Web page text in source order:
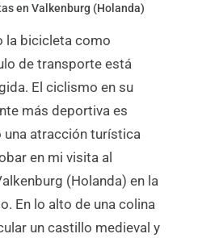
en Valkenburg (Holanda)
la bicicleta como
de transporte está
El ciclismo en su
más deportiva es
atracción turística
en mi visita al
(Holanda) en la
En lo alto de una colina
un castillo medieval y